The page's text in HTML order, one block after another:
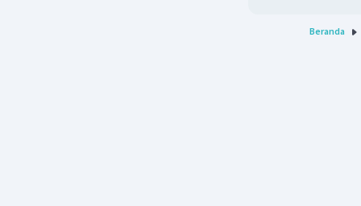
Beranda